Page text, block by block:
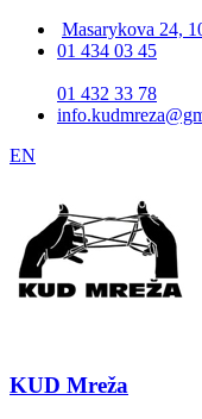
Masarykova 24,
01 434 03 45
01 432 33 78
EN
KUD Mreža